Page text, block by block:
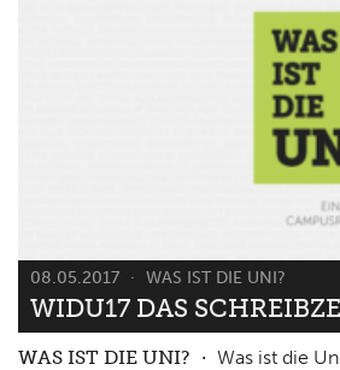
08.05.2017 WAS IST DIE UNI?
WIDU17 DAS
WAS IST DIE UNI?
Was ist die